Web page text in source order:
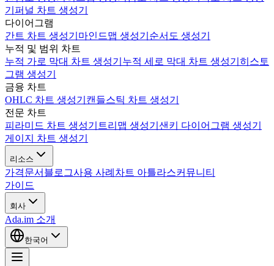
기 퍼널 차트 생성기
다이어그램
간트 차트 생성기 마인드맵 생성기 순서도 생성기
누적 및 범위 차트
누적 가로 막대 차트 생성기 누적 세로 막대 차트 생성기 히스토
그램 생성기
금융 차트
OHLC 차트 생성기 캔들스틱 차트 생성기
전문 차트
피라미드 차트 생성기 트리맵 생성기 샌키 다이어그램 생성기
게이지 차트 생성기
리소스
가격문서 블로그사용 사례 차트 아틀라스커뮤니티
가이드
회사
Ada.im 소개
한국어